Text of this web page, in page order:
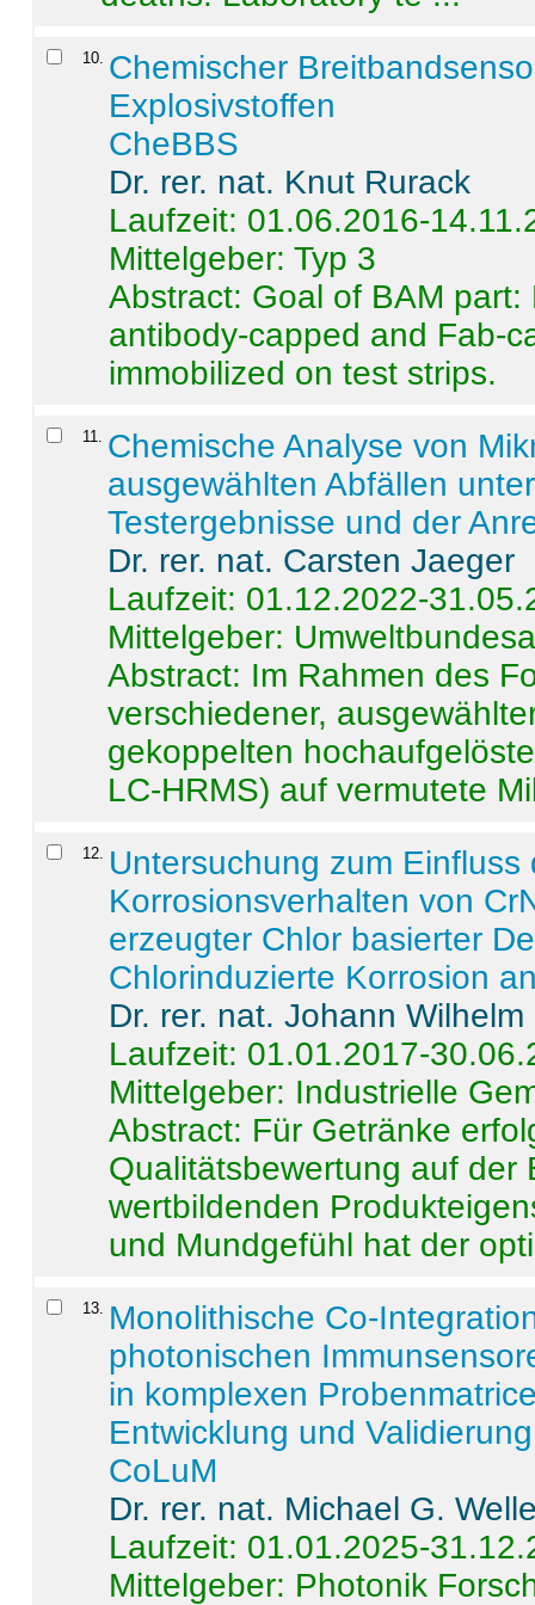
10 Chemischer
Explosivstoffen
CheBBS
Dr. rer. nat. Knut Rurack
Laufzeit: 01.06.2016-
Mittelgeber: Typ 3
Abstract: Goal of BAM
antibody-capped and Fab-
immobilized on test strips.
11
Chemische Analyse von
ausgewählten Abfällen
Testergebnisse und der
Dr. rer. nat. Carsten Jaeger
Laufzeit: 01.12.2022-
Mittelgeber:
Abstract: Im Rahmen des
verschiedener,
gekoppelten
LC-HRMS) auf vermutete
12
Untersuchung zum
Korrosionsverhalten von
erzeugter Chlor basierter
Chlorinduzierte Korrosion
Dr. rer. nat. Johann
Laufzeit: 01.01.2017-
Mittelgeber: Industrielle
Abstract: Für Getränke
Qualitätsbewertung auf der
wertbildenden
und Mundgefühl hat der
13
Monolithische Co-
photonischen
in komplexen
Entwicklung und
CoLuM
Dr. rer. nat. Michael G.
Laufzeit: 01.01.2025-
Mittelgeber: Photonik